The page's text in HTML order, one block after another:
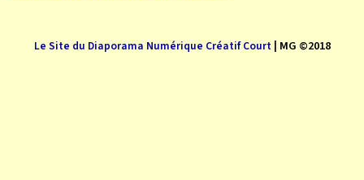
Le Site du Diaporama Numérique Créatif Court | MG ©2018